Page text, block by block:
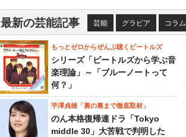
最新の芸能記事 芸能 グラビア コラム
もっとゼロからぜんぶ聴くビートルズ
シリーズ「ビートルズから学ぶ音
楽理論」～「ブルーノートって
何？」
芋澤貞雄「裏の裏まで徹底取材」
のん本格復帰連ドラ「Tokyo
middle 30」大苦戦で判明した